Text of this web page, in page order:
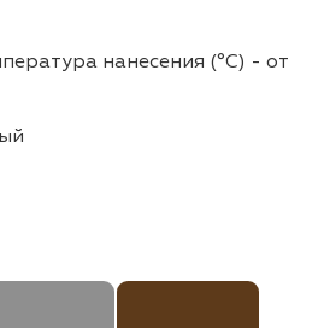
нанесения (°С) - от